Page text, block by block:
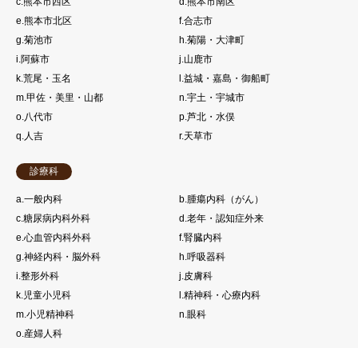
e.熊本市北区
f.合志市
g.菊池市
h.菊陽・大津町
i.阿蘇市
j.山鹿市
k.荒尾・玉名
l.益城・嘉島・御船町
m.甲佐・美里・山都
n.宇土・宇城市
o.八代市
p.芦北・水俣
q.人吉
r.天草市
診療科
a.一般内科
b.腫瘍内科（がん）
c.糖尿病内科外科
d.老年・認知症外来
e.心血管内科外科
f.腎臓内科
g.神経内科・脳外科
h.呼吸器科
i.整形外科
j.皮膚科
k.児童小児科
l.精神科・心療内科
m.小児精神科
n.眼科
o.産婦人科